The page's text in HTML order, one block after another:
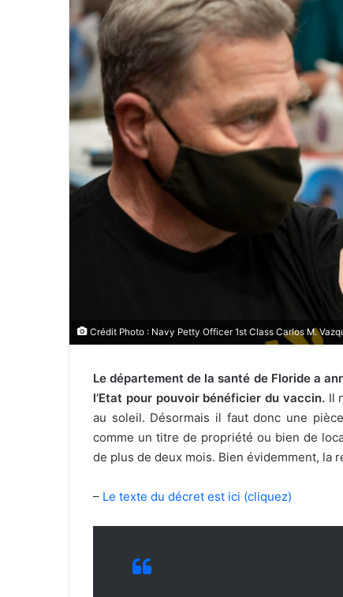
r
u
n
o
r
Crédit Photo : Navy Petty Officer 1st Class Carlos M.
Le département de la santé de Floride a
l’Etat pour pouvoir bénéficier du vaccin.Il
au soleil. Désormais il faut donc une
comme un titre de propriété ou bien de
de plus de deux mois. Bien évidemment, la
– Le texte du décret est ici (cliquez)